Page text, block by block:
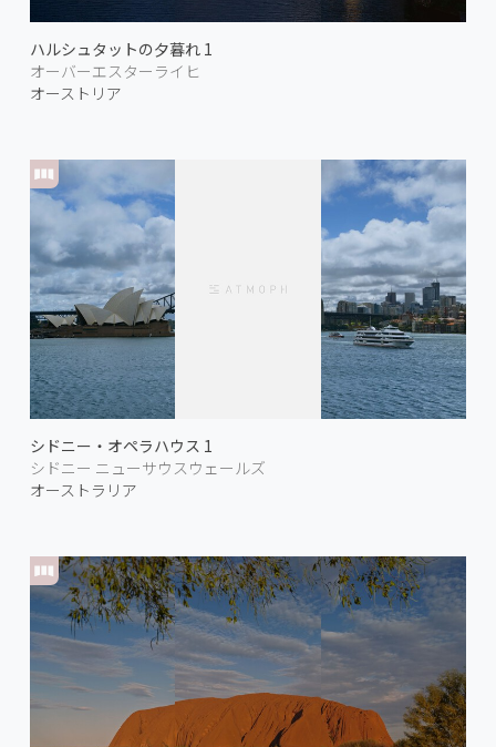
ハルシュタットの夕暮れ 1
オーバーエスターライヒ
オーストリア
シドニー・オペラハウス 1
シドニー ニューサウスウェールズ
オーストラリア